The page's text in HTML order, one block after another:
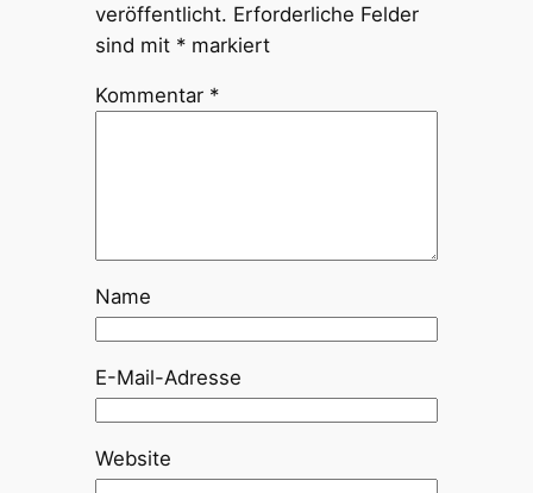
veröffentlicht. Erforderliche Felder
sind mit *markiert
Kommentar *
Name
E-Mail-Adresse
Website